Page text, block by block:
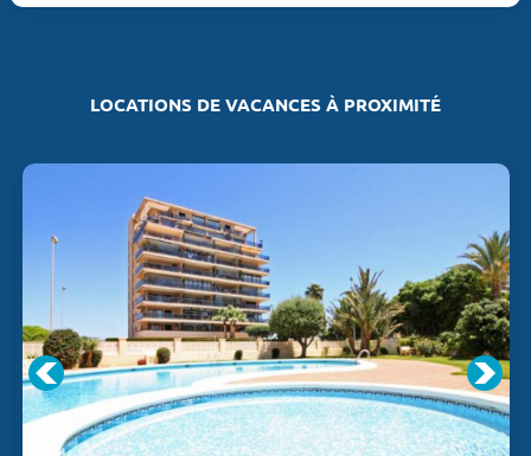
LOCATIONS DE VACANCES À PROXIMITÉ